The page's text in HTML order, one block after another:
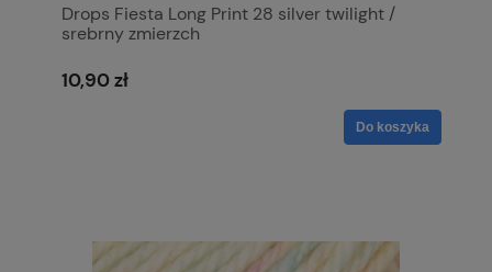
Drops Fiesta Long Print 28 silver twilight /
srebrny zmierzch
10,90 zł
Do koszyka